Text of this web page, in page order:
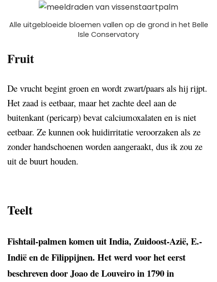
Alle uitgebloeide bloemen vallen op de grond in het Belle
Isle Conservatory
Fruit
De vrucht begint groen en wordt zwart/paars als hij rijpt.
Het zaad is eetbaar, maar het zachte deel aan de
buitenkant (pericarp) bevat calciumoxalaten en is niet
eetbaar. Ze kunnen ook huidirritatie veroorzaken als ze
zonder handschoenen worden aangeraakt, dus ik zou ze
uit de buurt houden.
Teelt
Fishtail-palmen komen uit India, Zuidoost-Azië, E.-
Indië en de Filippijnen. Het werd voor het eerst
beschreven door Joao de Louveiro in 1790 in